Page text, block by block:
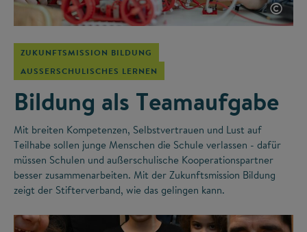
©
ZUKUNFTSMISSION BILDUNG
AUSSERSCHULISCHES LERNEN
Bildung als Teamaufgabe
Mit breiten Kompetenzen, Selbstvertrauen und Lust auf
Teilhabe sollen junge Menschen die Schule verlassen - dafür
müssen Schulen und außerschulische Kooperationspartner
besser zusammenarbeiten. Mit der Zukunftsmission Bildung
zeigt der Stifterverband, wie das gelingen kann.